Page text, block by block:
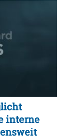
interne